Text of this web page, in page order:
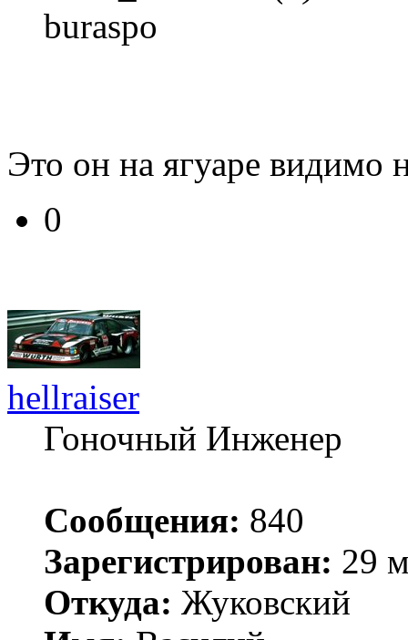
buraspo
Это он на ягуаре видимо
0
hellraiser
Гоночный Инженер
Сообщения: 840
Зарегистрирован: 29
Откуда: Жуковский